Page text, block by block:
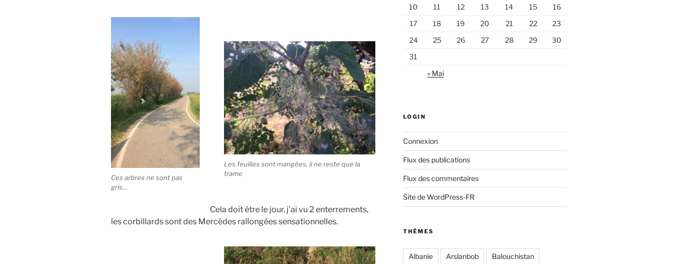
Ces arbres ne sont pas
gris…
Les feuilles sont mangées, il ne reste que la
trame
Cela doit être le jour, j’ai vu 2 enterrements,
les corbillards sont des Mercédes rallongées sensationnelles.
10
11 12 13 14 15
16
17
18 19 20 21 22
23
24
25 26 27 28 29
30
31
« Mai
LOGIN
Connexion
Flux des publications
Flux des commentaires
Site de WordPress-FR
THÈMES
Albanie Arslanbob Balouchistan